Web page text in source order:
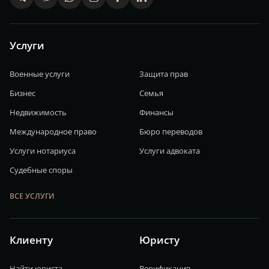
Услуги
Военные услуги
Защита прав
Бизнес
Семья
Недвижимость
Финансы
Международное право
Бюро переводов
Услуги нотариуса
Услуги адвоката
Судебные споры
ВСЕ УСЛУГИ
Клиенту Юристу